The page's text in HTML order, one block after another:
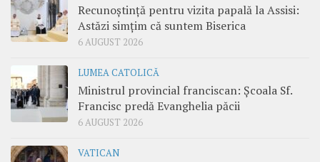
Recunoștință pentru vizita papală la Assisi:
Astăzi simțim că suntem Biserica
6 AUGUST 2026
LUMEA CATOLICĂ
Ministrul provincial franciscan: Școala Sf.
Francisc predă Evanghelia păcii
6 AUGUST 2026
VATICAN